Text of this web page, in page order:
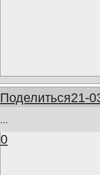
Поделиться21-
...
0